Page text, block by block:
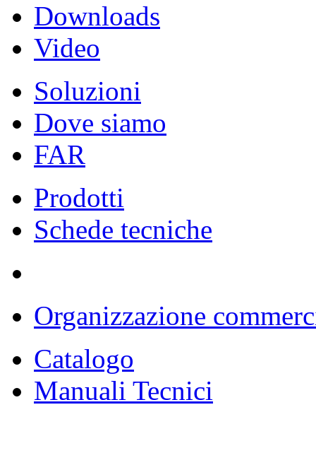
Downloads
Video
Soluzioni
Dove siamo
FAR
Prodotti
Schede tecniche
Organizzazione
Catalogo
Manuali Tecnici